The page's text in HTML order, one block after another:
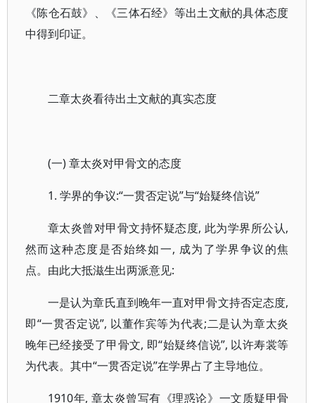
《陈仓石鼓》、《三体石经》等出土文献的具体态度
中得到印证。
二章太炎看待出土文献的真实态度
(一) 章太炎对甲骨文的态度
1. 学界的争议:“一贯否定说”与“始疑终信说”
章太炎曾对甲骨文持怀疑态度, 此为学界所公认,
然而这种态度是否始终如一, 成为了学界争议的焦
点。由此大抵滋生出两派意见:
一是认为章氏直到晚年一直对甲骨文持否定态度,
即“一贯否定说”, 以董作宾等为代表;二是认为章太炎
晚年已经接受了甲骨文, 即“始疑终信说”, 以许寿裳等
为代表。其中“一贯否定说”在学界占了主导地位。
1910年, 章太炎曾写有《理惑论》一文质疑甲骨